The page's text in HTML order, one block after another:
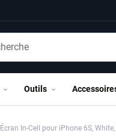
Outils
Écran In-Cell pour iPhone 6S,